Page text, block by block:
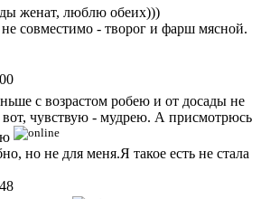
женат, люблю обеих)))
не совместимо - творог и фарш мясной.
с возрастом робею и от досады не
чувствую - мудрею. А присмотрюсь
но не для меня.Я такое есть не стала